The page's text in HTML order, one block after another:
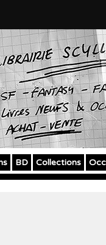
BD Collections